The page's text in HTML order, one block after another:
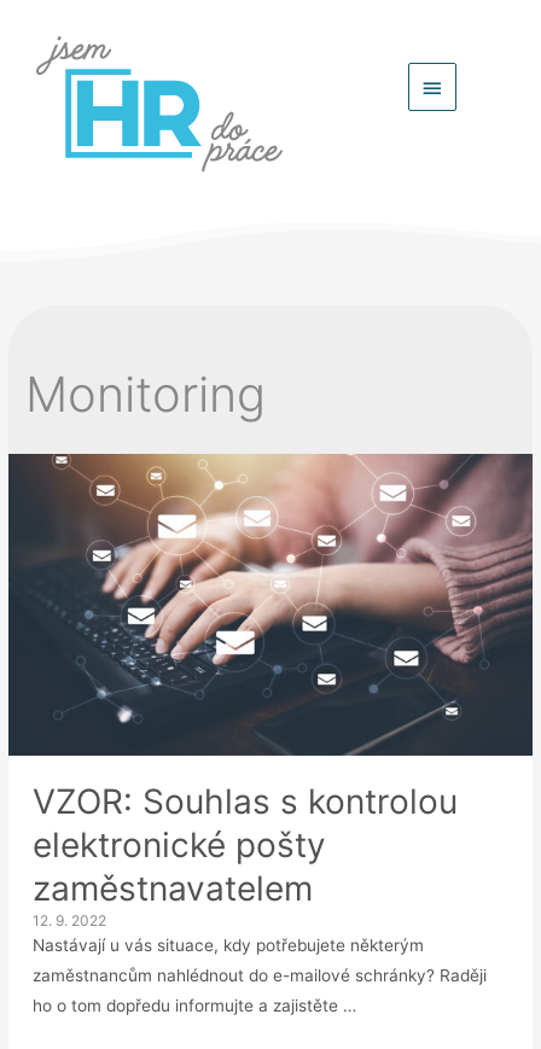
Hlavní
Monitoring
VZOR: Souhlas s kontrolou
elektronické pošty
zaměstnavatelem
12. 9. 2022
Nastávají u vás situace, kdy potřebujete některým
zaměstnancům nahlédnout do e-mailové schránky? Raději
ho o tom dopředu informujte a zajistěte …